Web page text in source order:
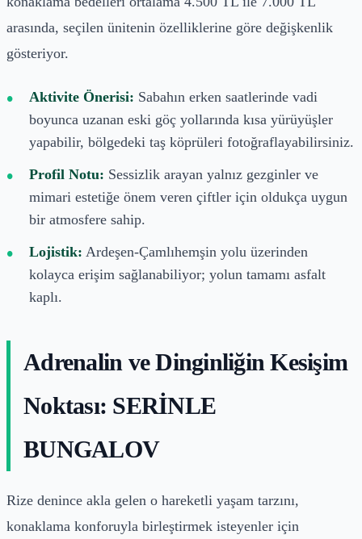
arasında, seçilen ünitenin özelliklerine göre değişkenlik
gösteriyor.
Aktivite Önerisi: Sabahın erken saatlerinde vadi
boyunca uzanan eski göç yollarında kısa yürüyüşler
yapabilir, bölgedeki taş köprüleri fotoğraflayabilirsiniz.
Profil Notu: Sessizlik arayan yalnız gezginler ve
mimari estetiğe önem veren çiftler için oldukça uygun
bir atmosfere sahip.
Lojistik: Ardeşen-Çamlıhemşin yolu üzerinden
kolayca erişim sağlanabiliyor; yolun tamamı asfalt
kaplı.
Adrenalin ve Dinginliğin Kesişim
Noktası: SERİNLE
BUNGALOV
Rize denince akla gelen o hareketli yaşam tarzını,
konaklama konforuyla birleştirmek isteyenler için